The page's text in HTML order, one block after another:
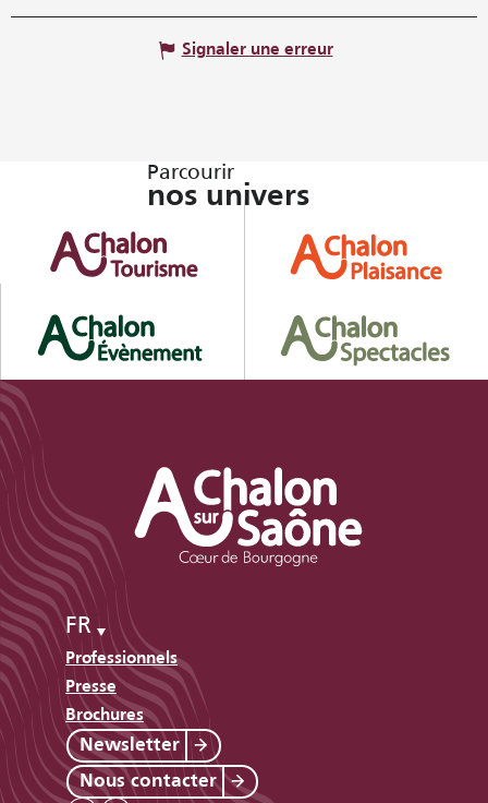
Signaler une erreur
Parcourir
nos univers
FR
Professionnels
Presse
Brochures
Newsletter
Nous contacter